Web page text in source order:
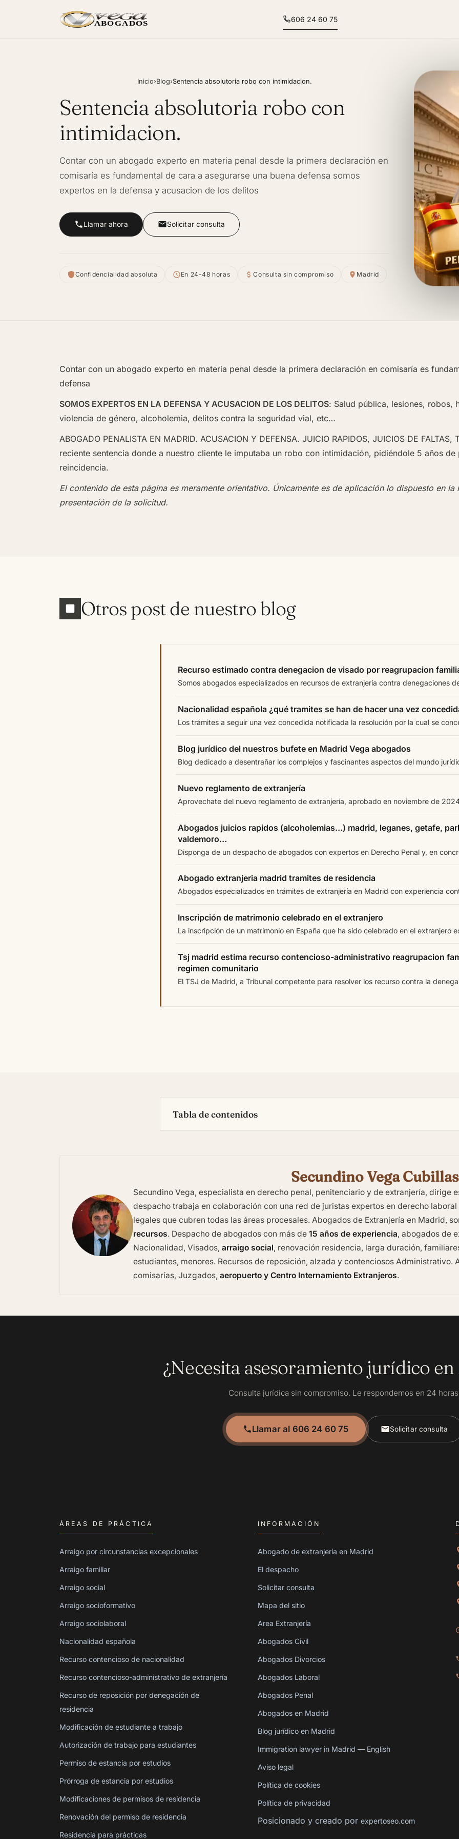
ABOGADOS
606 24 60 75
Inicio›Blog›Sentencia absolutoria robo con intimidacion.
Sentencia absolutoria robo con
intimidacion.
Contar con un abogado experto en materia penal desde la primera declaración en
comisaría es fundamental de cara a asegurarse una buena defensa somos
expertos en la defensa y acusacion de los delitos
Llamar ahora Solicitar consulta
Confidencialidad absoluta En 24-48 horas Consulta sin compromiso Madrid
Contar con un abogado experto en materia penal desde la primera declaración en comisaría es
defensa
SOMOS EXPERTOS EN LA DEFENSA Y ACUSACION DE LOS DELITOS: Salud pública, lesiones, robos,
violencia de género, alcoholemia, delitos contra la seguridad vial, etc…
ABOGADO PENALISTA EN MADRID. ACUSACION Y DEFENSA. JUICIO RAPIDOS, JUICIOS DE
reciente sentencia donde a nuestro cliente le imputaba un robo con intimidación, pidiéndole 5 años
reincidencia.
El contenido de esta página es meramente orientativo. Únicamente es de aplicación lo dispuesto en
presentación de la solicitud.
Otros post de nuestro blog
Recurso estimado contra denegacion de visado por reagrupacion
Somos abogados especializados en recursos de extranjería contra denegaciones
Nacionalidad española ¿qué tramites se han de hacer una vez
Los trámites a seguir una vez concedida notificada la resolución por la cual se
Blog jurídico del nuestros bufete en Madrid Vega abogados
Blog dedicado a desentrañar los complejos y fascinantes aspectos del mundo
Nuevo reglamento de extranjería
Aprovechate del nuevo reglamento de extranjería, aprobado en noviembre de
Abogados juicios rapidos (alcoholemias…) madrid, leganes, getafe,
valdemoro…
Disponga de un despacho de abogados con expertos en Derecho Penal y, en
Abogado extranjeria madrid tramites de residencia
Abogados especializados en trámites de extranjería en Madrid con experiencia
Inscripción de matrimonio celebrado en el extranjero
La inscripción de un matrimonio en España que ha sido celebrado en el extranjero
Tsj madrid estima recurso contencioso-administrativo reagrupacion
regimen comunitario
El TSJ de Madrid, a Tribunal competente para resolver los recurso contra la
Tabla de contenidos
Secundino Vega Cubillas
Secundino Vega, especialista en derecho penal, penitenciario y de extranjería, dirige
despacho trabaja en colaboración con una red de juristas expertos en derecho
legales que cubren todas las áreas procesales. Abogados de Extranjería en Madrid,
recursos. Despacho de abogados con más de 15 años de experiencia, abogados de
Nacionalidad, Visados, arraigo social, renovación residencia, larga duración,
estudiantes, menores. Recursos de reposición, alzada y contenciosos Administrativo.
comisarías, Juzgados, aeropuerto y Centro Internamiento Extranjeros.
¿Necesita asesoramiento jurídico
Consulta jurídica sin compromiso. Le respondemos en 24
Llamar al 606 24 60 75 Solicitar consulta
ÁREAS DE PRÁCTICA
Arraigo por circunstancias excepcionales
Arraigo familiar
Arraigo social
Arraigo socioformativo
Arraigo sociolaboral
Nacionalidad española
Recurso contencioso de nacionalidad
Recurso contencioso-administrativo de extranjería
Recurso de reposición por denegación de
residencia
Modificación de estudiante a trabajo
Autorización de trabajo para estudiantes
Permiso de estancia por estudios
Prórroga de estancia por estudios
Modificaciones de permisos de residencia
Renovación del permiso de residencia
Residencia para prácticas
INFORMACIÓN
Abogado de extranjería en Madrid
El despacho
Solicitar consulta
Mapa del sitio
Area Extranjería
Abogados Civil
Abogados Divorcios
Abogados Laboral
Abogados Penal
Abogados en Madrid
Blog jurídico en Madrid
Immigration lawyer in Madrid — English
Aviso legal
Política de cookies
Política de privacidad
Posicionado y creado por expertoseo.com